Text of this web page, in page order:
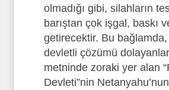
olmadığı gibi, silahların
barıştan çok işgal, baskı
getirecektir. Bu
devletli çözümü
metninde zoraki yer alan
Devleti”nin